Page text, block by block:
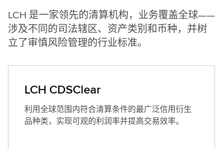
LCH 是一家领先的清算机构，业务覆盖全球——
涉及不同的司法辖区、资产类别和币种，并树
立了审慎风险管理的行业标准。
LCH CDSClear
利用全球范围内符合清算条件的最广泛信用衍生
品种类，实现可观的利润率并提高交易效率。